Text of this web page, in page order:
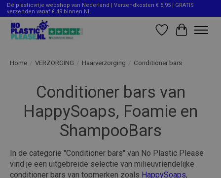
Dé plasticvrije webshop van Nederland | Verzendkosten € 5,95 | GRATIS
verzenden vanaf € 49 binnen NL
Verlanglijst
Home / VERZORGING / Haarverzorging / Conditioner bars
Conditioner bars van
HappySoaps, Foamie en
ShampooBars
In de categorie "Conditioner bars" van No Plastic Please
vind je een uitgebreide selectie van milieuvriendelijke
conditioner bars van topmerken zoals HappySoaps,